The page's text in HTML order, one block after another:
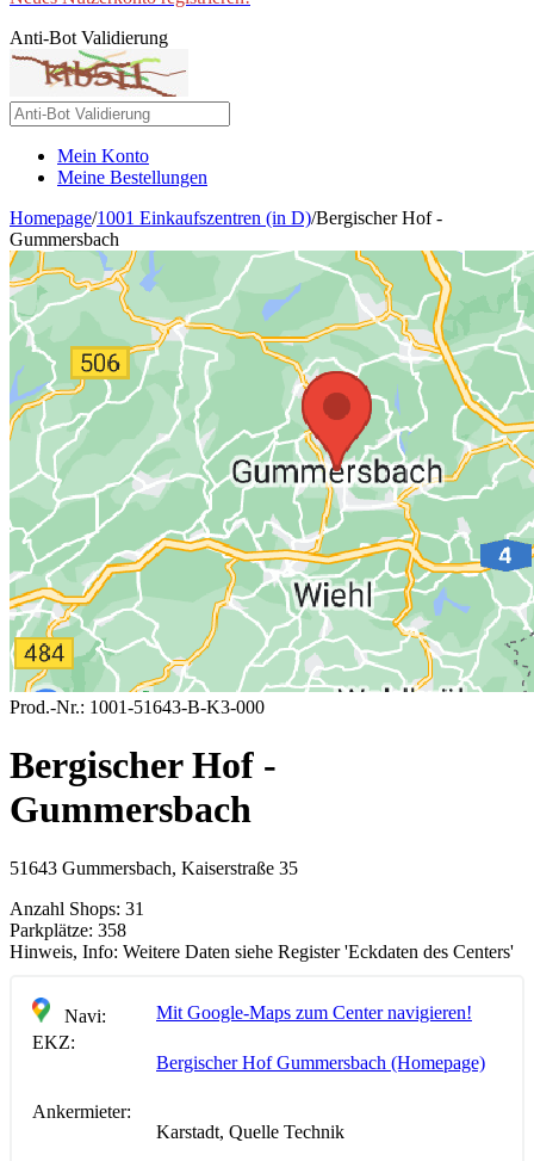
Anti-Bot Validierung
Mein Konto
Meine Bestellungen
Homepage/1001 Einkaufszentren (in D)/Bergischer Hof -
Gummersbach
Prod.-Nr.: 1001-51643-B-K3-000
Bergischer Hof -
Gummersbach
51643 Gummersbach, Kaiserstraße 35
Anzahl Shops: 31
Parkplätze: 358
Hinweis, Info: Weitere Daten siehe Register 'Eckdaten des Centers'
Navi:
Mit Google-Maps zum Center navigieren!
EKZ:
Bergischer Hof Gummersbach (Homepage)
Ankermieter:
Karstadt, Quelle Technik